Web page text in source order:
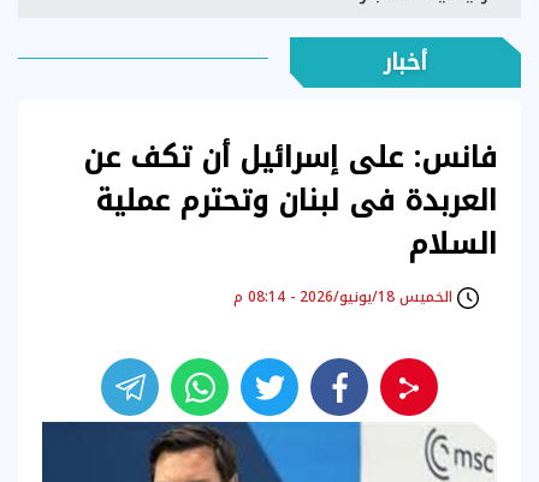
أخبار
فانس: على إسرائيل أن تكف عن
العربدة فى لبنان وتحترم عملية
السلام
الخميس 18/يونيو/2026 - 08:14 م